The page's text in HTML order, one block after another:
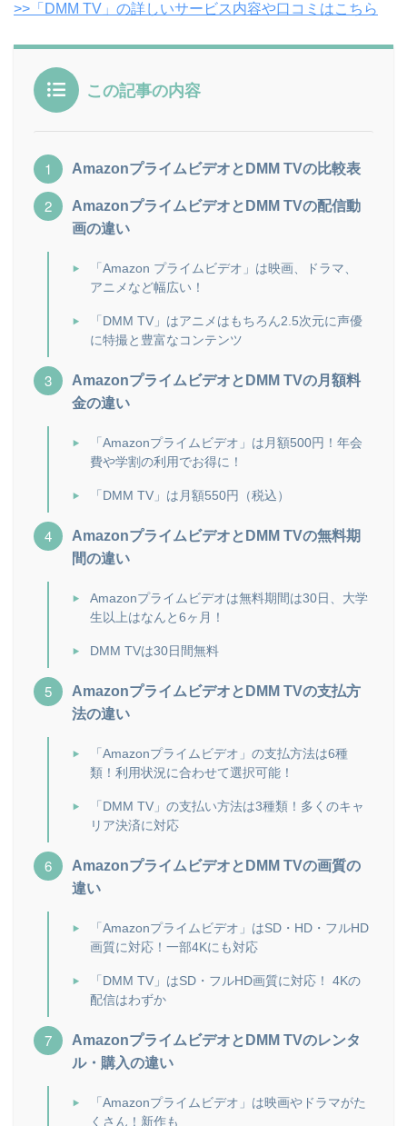
>>「DMM TV」の詳しいサービス内容や口コミはこちら
この記事の内容
AmazonプライムビデオとDMM TVの比較表
AmazonプライムビデオとDMM TVの配信動
画の違い
「Amazon プライムビデオ」は映画、ドラマ、
アニメなど幅広い！
「DMM TV」はアニメはもちろん2.5次元に声優
に特撮と豊富なコンテンツ
AmazonプライムビデオとDMM TVの月額料
金の違い
「Amazonプライムビデオ」は月額500円！年会
費や学割の利用でお得に！
「DMM TV」は月額550円（税込）
AmazonプライムビデオとDMM TVの無料期
間の違い
Amazonプライムビデオは無料期間は30日、大学
生以上はなんと6ヶ月！
DMM TVは30日間無料
AmazonプライムビデオとDMM TVの支払方
法の違い
「Amazonプライムビデオ」の支払方法は6種
類！利用状況に合わせて選択可能！
「DMM TV」の支払い方法は3種類！多くのキャ
リア決済に対応
AmazonプライムビデオとDMM TVの画質の
違い
「Amazonプライムビデオ」はSD・HD・フルHD
画質に対応！一部4Kにも対応
「DMM TV」はSD・フルHD画質に対応！ 4Kの
配信はわずか
AmazonプライムビデオとDMM TVのレンタ
ル・購入の違い
「Amazonプライムビデオ」は映画やドラマがた
くさん！新作も